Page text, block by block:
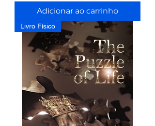
Adicionar ao carrinho
Livro Físico